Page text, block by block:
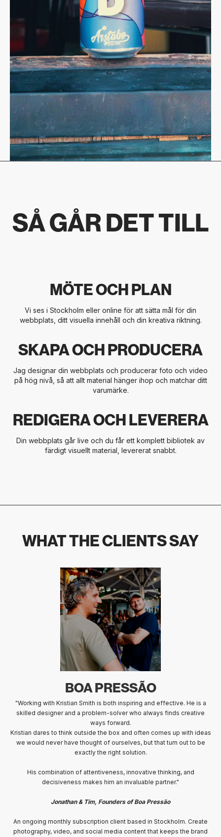
SÅ GÅR DET TILL
MÖTE OCH PLAN
Vi ses i Stockholm eller online för att sätta mål för din
webbplats, ditt visuella innehåll och din kreativa riktning.
SKAPA OCH PRODUCERA
Jag designar din webbplats och producerar foto och video
på hög nivå, så att allt material hänger ihop och matchar ditt
varumärke.
REDIGERA OCH LEVERERA
Din webbplats går live och du får ett komplett bibliotek av
färdigt visuellt material, levererat snabbt.
WHAT THE CLIENTS SAY
BEAUTIPHORIA BY SAM
"Since starting to work with Kristian it has been nothing short of
transformational for my business. He’s not just my web designer.
He’s also my graphics, videographer, and social media guru.
From the moment we started, he completely understood my vision
(even when I wasn’t sure I could see it myself) he has fully rebranded
style which makes me stand out.
me a clear, exciting vision for the future.
No question is never a stupid one and if I message him, he’s right
there at the other end of the phone. The level of professionalism,